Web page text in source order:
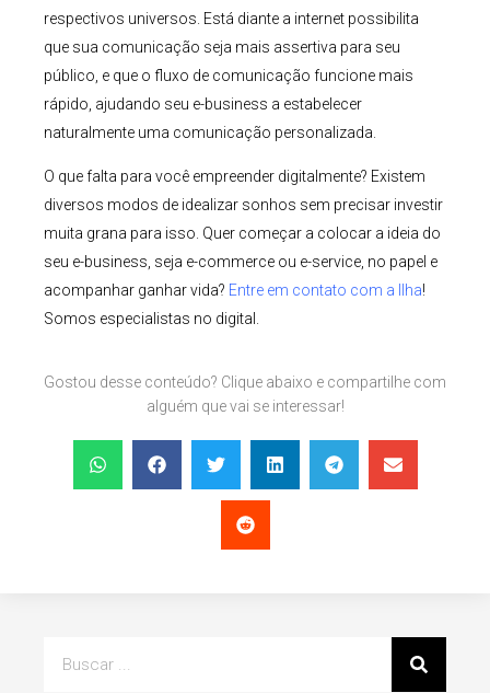
respectivos universos. Está diante a internet possibilita
que sua comunicação seja mais assertiva para seu
público, e que o fluxo de comunicação funcione mais
rápido, ajudando seu e-business a estabelecer
naturalmente uma comunicação personalizada.
O que falta para você empreender digitalmente? Existem
diversos modos de idealizar sonhos sem precisar investir
muita grana para isso. Quer começar a colocar a ideia do
seu e-business, seja e-commerce ou e-service, no papel e
acompanhar ganhar vida? Entre em contato com a Ilha!
Somos especialistas no digital.
Gostou desse conteúdo? Clique abaixo e compartilhe com
alguém que vai se interessar!